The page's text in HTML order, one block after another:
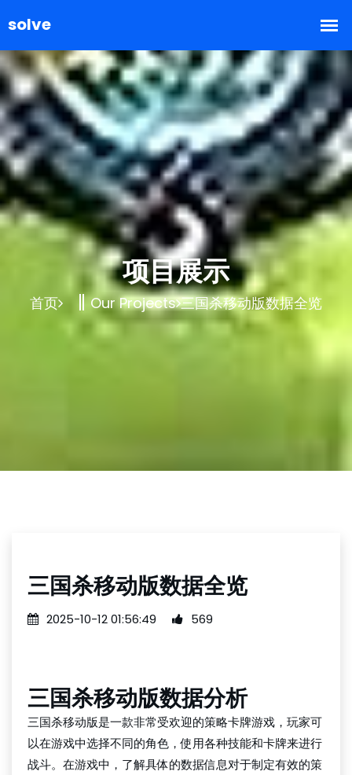
项目展示
首页 Our Projects 三国杀移动版数据全览
三国杀移动版数据全览
2025-10-12 01:56:49 569
三国杀移动版数据分析
三国杀移动版是一款非常受欢迎的策略卡牌游戏，玩家可
以在游戏中选择不同的角色，使用各种技能和卡牌来进行
战斗。在游戏中，了解具体的数据信息对于制定有效的策